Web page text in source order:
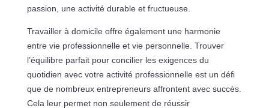
passion, une activité durable et fructueuse.
Travailler à domicile offre également une harmonie
entre vie professionnelle et vie personnelle. Trouver
l’équilibre parfait pour concilier les exigences du
quotidien avec votre activité professionnelle est un défi
que de nombreux entrepreneurs affrontent avec succès.
Cela leur permet non seulement de réussir